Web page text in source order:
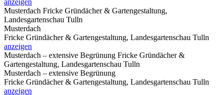
Musterdach Fricke Gründächer & Gartengestaltung,
Landesgartenschau Tulln
Musterdach
Fricke Gründächer & Gartengestaltung, Landesgartenschau Tulln
anzeigen
Musterdach – extensive Begrünung Fricke Gründächer &
Gartengestaltung, Landesgartenschau Tulln
Musterdach – extensive Begrünung
Fricke Gründächer & Gartengestaltung, Landesgartenschau Tulln
anzeigen